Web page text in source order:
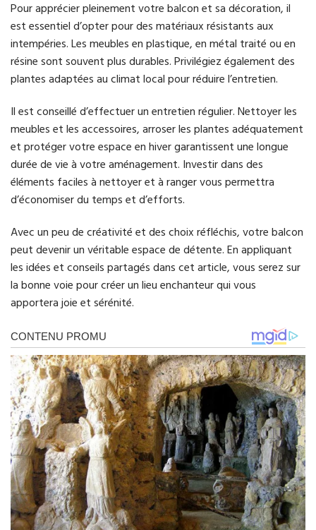
Pour apprécier pleinement votre balcon et sa décoration, il
est essentiel d’opter pour des matériaux résistants aux
intempéries. Les meubles en plastique, en métal traité ou en
résine sont souvent plus durables. Privilégiez également des
plantes adaptées au climat local pour réduire l’entretien.
Il est conseillé d’effectuer un entretien régulier. Nettoyer les
meubles et les accessoires, arroser les plantes adéquatement
et protéger votre espace en hiver garantissent une longue
durée de vie à votre aménagement. Investir dans des
éléments faciles à nettoyer et à ranger vous permettra
d’économiser du temps et d’efforts.
Avec un peu de créativité et des choix réfléchis, votre balcon
peut devenir un véritable espace de détente. En appliquant
les idées et conseils partagés dans cet article, vous serez sur
la bonne voie pour créer un lieu enchanteur qui vous
apportera joie et sérénité.